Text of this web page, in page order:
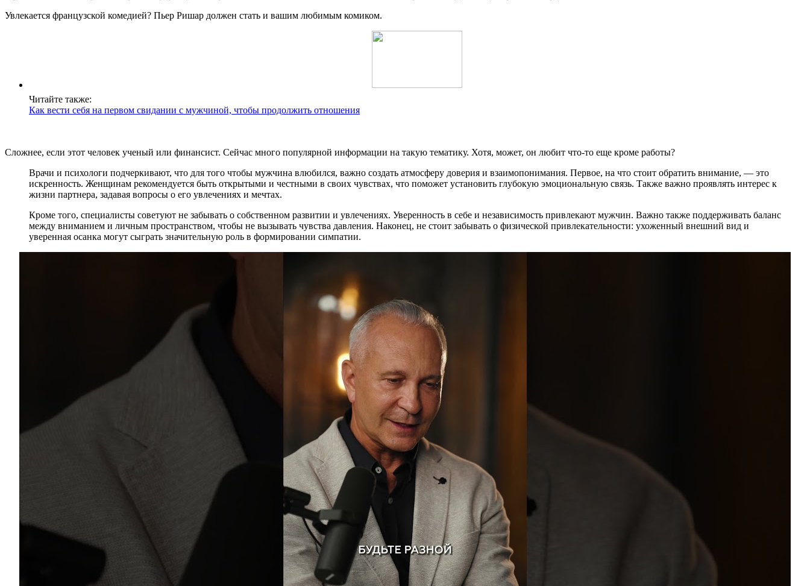
Увлекается французской комедией? Пьер Ришар должен стать и вашим любимым комиком.
Читайте также:
Как вести себя на первом свидании с мужчиной, чтобы продолжить отношения
Сложнее, если этот человек ученый или финансист. Сейчас много популярной информации на такую тематику. Хотя, может, он любит что-то еще кроме работы?
Врачи и психологи подчеркивают, что для того чтобы мужчина влюбился, важно создать атмосферу доверия и взаимопонимания. Первое, на что стоит обратить внимание, — это
искренность. Женщинам рекомендуется быть открытыми и честными в своих чувствах, что поможет установить глубокую эмоциональную связь. Также важно проявлять интерес к
жизни партнера, задавая вопросы о его увлечениях и мечтах.
Кроме того, специалисты советуют не забывать о собственном развитии и увлечениях. Уверенность в себе и независимость привлекают мужчин. Важно также поддерживать баланс
между вниманием и личным пространством, чтобы не вызывать чувства давления. Наконец, не стоит забывать о физической привлекательности: ухоженный внешний вид и
уверенная осанка могут сыграть значительную роль в формировании симпатии.